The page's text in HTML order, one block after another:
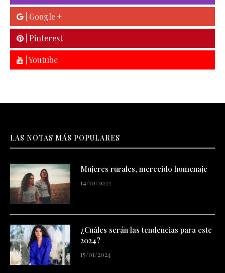
| Google +
| Pinterest
| Youtube
LAS NOTAS MÁS POPULARES
Mujeres rurales, merecido homenaje
14/10/2022
¿Cuáles serán las tendencias para este
2024?
15/01/2024